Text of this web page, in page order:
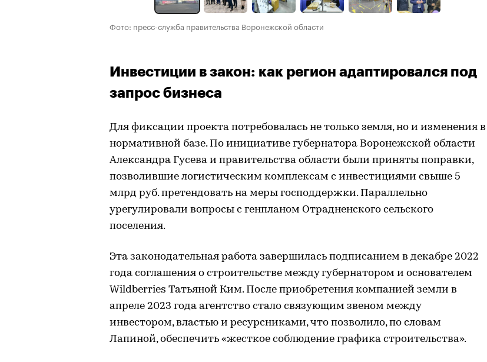
Фото: пресс-служба правительства Воронежской области
Инвестиции в закон: как регион адаптировался под
запрос бизнеса
Для фиксации проекта потребовалась не только земля, но и изменения в
нормативной базе. По инициативе губернатора Воронежской области
Александра Гусева и правительства области были приняты поправки,
позволившие логистическим комплексам с инвестициями свыше 5
млрд руб. претендовать на меры господдержки. Параллельно
урегулировали вопросы с генпланом Отрадненского сельского
поселения.
Эта законодательная работа завершилась подписанием в декабре 2022
года соглашения о строительстве между губернатором и основателем
Wildberries Татьяной Ким. После приобретения компанией земли в
апреле 2023 года агентство стало связующим звеном между
инвестором, властью и ресурсниками, что позволило, по словам
Лапиной, обеспечить «жесткое соблюдение графика строительства».